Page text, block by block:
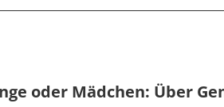
oder Mädchen: Über